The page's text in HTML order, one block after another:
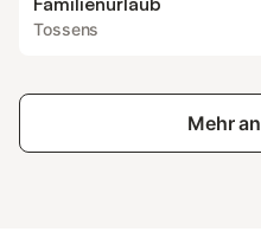
Tossens
Mehr